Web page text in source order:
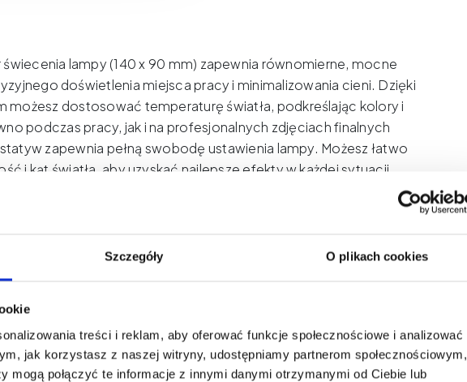
Szczegóły O plikach cookies
treści i reklam, aby oferować funkcje społecznościowe i analizować
jak korzystasz z naszej witryny, udostępniamy partnerom społecznościowym,
mogą połączyć te informacje z innymi danymi otrzymanymi od Ciebie lub
lampy (140 x 90 mm) zapewnia równomierne, mocne
doświetlenia miejsca pracy i minimalizowania cieni. Dzięki
możesz dostosować temperaturę światła, podkreślając kolory i
podczas pracy, jak i na profesjonalnych zdjęciach finalnych
zapewnia pełną swobodę ustawienia lampy. Możesz łatwo
i kąt światła, aby uzyskać najlepsze efekty w każdej sytuacji.
sesji. Dzięki lekkiej konstrukcji i łatwości montażu zestaw
– świetnie sprawdzi się zarówno w studiu, jak i podczas
zdjęciowe.
Dane techniczne:
Model lampy: Phantom Series
145x95x33mm Moc: 11W Jasność: 1320LM (regulowana od
z solidną podstawą Okulary ochronne z etui Zasilacz Instrukcja
obsługi